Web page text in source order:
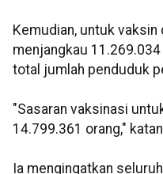
Kemudian, untuk
menjangkau
total jumlah penduduk
"Sasaran vaksinasi
14.799.361 orang,"
Ia mengingatkan